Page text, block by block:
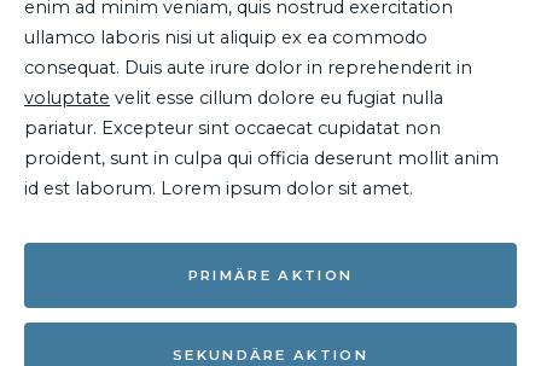
enim ad minim veniam, quis nostrud exercitation
ullamco laboris nisi ut aliquip ex ea commodo
consequat. Duis aute irure dolor in reprehenderit in
voluptate velit esse cillum dolore eu fugiat nulla
pariatur. Excepteur sint occaecat cupidatat non
proident, sunt in culpa qui officia deserunt mollit anim
id est laborum. Lorem ipsum dolor sit amet.
PRIMÄRE AKTION
SEKUNDÄRE AKTION